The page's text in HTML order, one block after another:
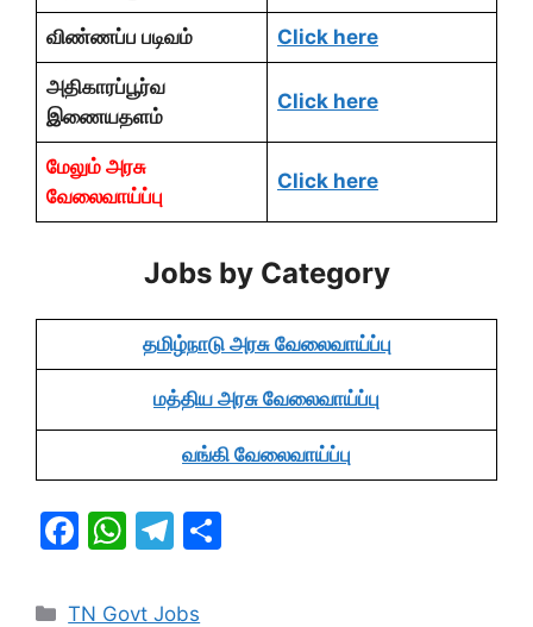
விண்ணப்ப படிவம் Click here
அதிகாரப்பூர்வ
இணையதளம்
Click here
மேலும் அரசு
வேலைவாய்ப்பு
Click here
Jobs by Category
தமிழ்நாடு அரசு வேலைவாய்ப்பு
மத்திய அரசு வேலைவாய்ப்பு
வங்கி வேலைவாய்ப்பு
F
c
W
at
T
e
Categories
TN Govt Jobs